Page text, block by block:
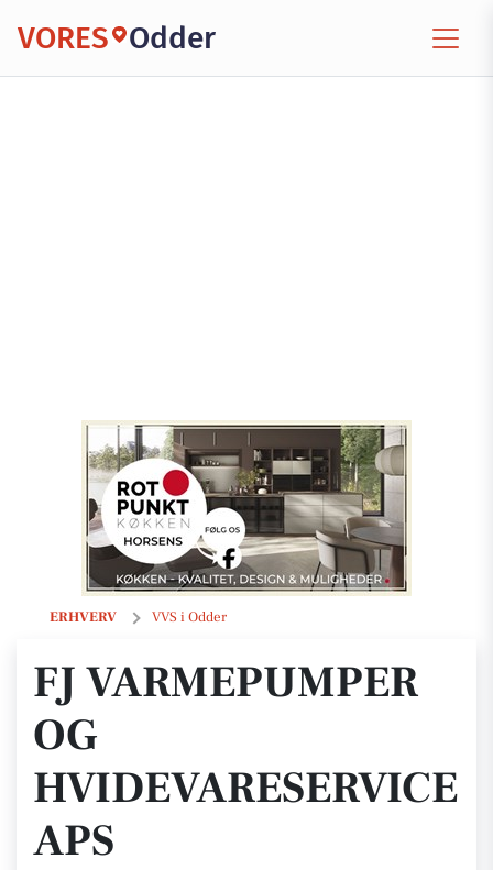
VORES Odder
ERHVERV VVS i Odder
FJ Varmepumper og Hvidevareservice ApS
FJ VARMEPUMPER
OG
HVIDEVARESERVICE
APS